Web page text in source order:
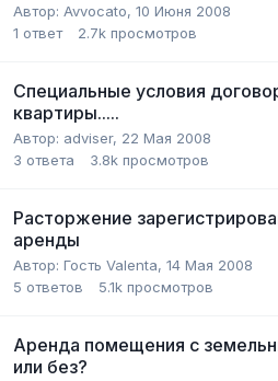
Автор: Avvocato, 10 Июня 2008
1 ответ 2.7k просмотров
Специальные условия
квартиры.....
Автор: adviser, 22 Мая 2008
3 ответа 3.8k просмотров
Расторжение
аренды
Автор: Гость Valenta, 14 Мая 2008
5 ответов 5.1k просмотров
Аренда помещения с
или без?